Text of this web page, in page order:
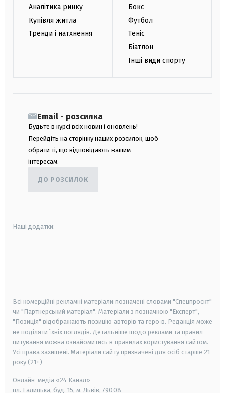
Аналітика ринку
Купівля житла
Тренди і натхнення
Бокс
Футбол
Теніс
Біатлон
Інші види спорту
Email - розсилка
Будьте в курсі всіх новин і оновлень!
Перейдіть на сторінку наших розсилок, щоб
обрати ті, що відповідають вашим
інтересам.
ДО РОЗСИЛОК
Наші додатки:
Всі комерційні рекламні матеріали позначені словами "Спецпроєкт"
чи "Партнерський матеріал". Матеріали з позначкою "Експерт",
"Позиція" відображають позицію авторів та героїв. Редакція може
не поділяти їхніх поглядів. Детальніше щодо реклами та правил
цитування можна ознайомитись в правилах користування сайтом.
Усі права захищені. Матеріали сайту призначені для осіб старше 21
року (21+)
Онлайн-медіа «24 Канал»
пл. Галицька, буд. 15, м. Львів, 79008